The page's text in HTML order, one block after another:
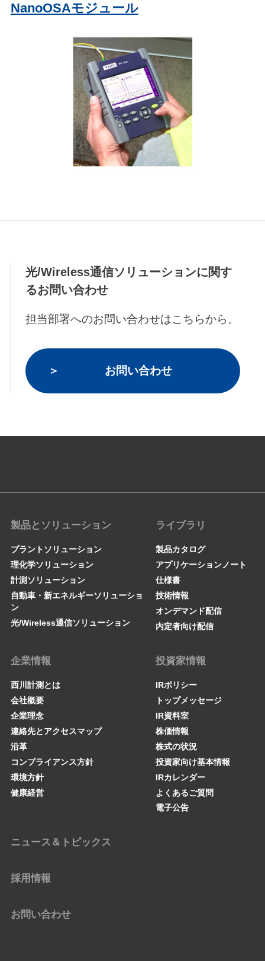
NanoOSAモジュール
光/Wireless通信ソリューションに関す
るお問い合わせ
担当部署へのお問い合わせはこちらから。
お問い合わせ
製品とソリューション
プラントソリューション
理化学ソリューション
計測ソリューション
自動車・新エネルギーソリューショ
ン
光/Wireless通信ソリューション
ライブラリ
製品カタログ
アプリケーションノート
仕様書
技術情報
オンデマンド配信
内定者向け配信
企業情報
西川計測とは
会社概要
企業理念
連絡先とアクセスマップ
沿革
コンプライアンス方針
環境方針
健康経営
投資家情報
IRポリシー
トップメッセージ
IR資料室
株価情報
株式の状況
投資家向け基本情報
IRカレンダー
よくあるご質問
電子公告
ニュース＆トピックス
採用情報
お問い合わせ